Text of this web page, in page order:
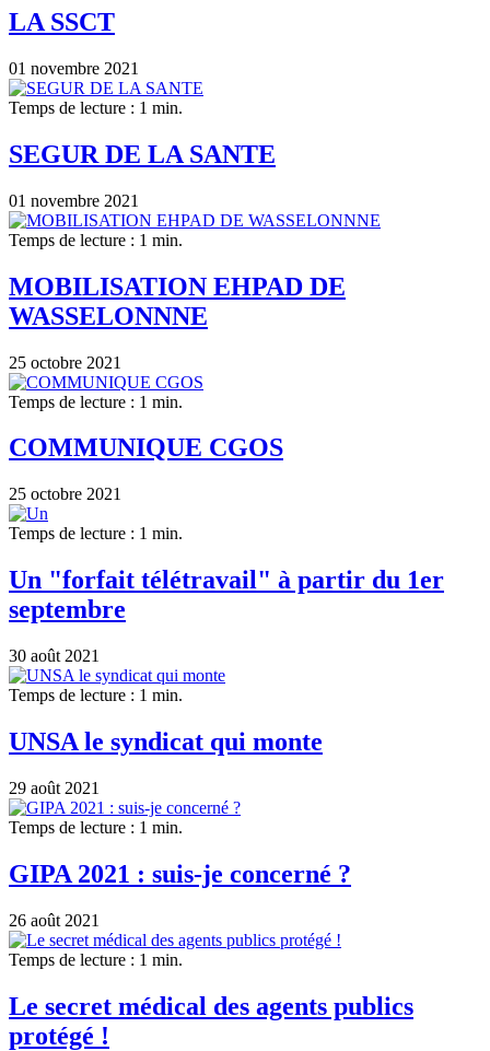
LA SSCT
01 novembre 2021
Temps de lecture : 1 min.
SEGUR DE LA SANTE
01 novembre 2021
Temps de lecture : 1 min.
MOBILISATION EHPAD DE
WASSELONNNE
25 octobre 2021
Temps de lecture : 1 min.
COMMUNIQUE CGOS
25 octobre 2021
Temps de lecture : 1 min.
Un "forfait télétravail" à partir du 1er
septembre
30 août 2021
Temps de lecture : 1 min.
UNSA le syndicat qui monte
29 août 2021
Temps de lecture : 1 min.
GIPA 2021 : suis-je concerné ?
26 août 2021
Temps de lecture : 1 min.
Le secret médical des agents publics
protégé !